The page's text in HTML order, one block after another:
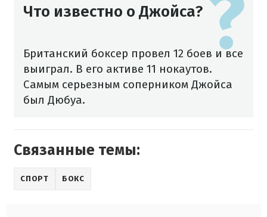
Что известно о Джойса?
Британский боксер провел 12 боев и все
выиграл. В его активе 11 нокаутов.
Самым серьезным соперником Джойса
был Дюбуа.
Связанные темы:
СПОРТ БОКС